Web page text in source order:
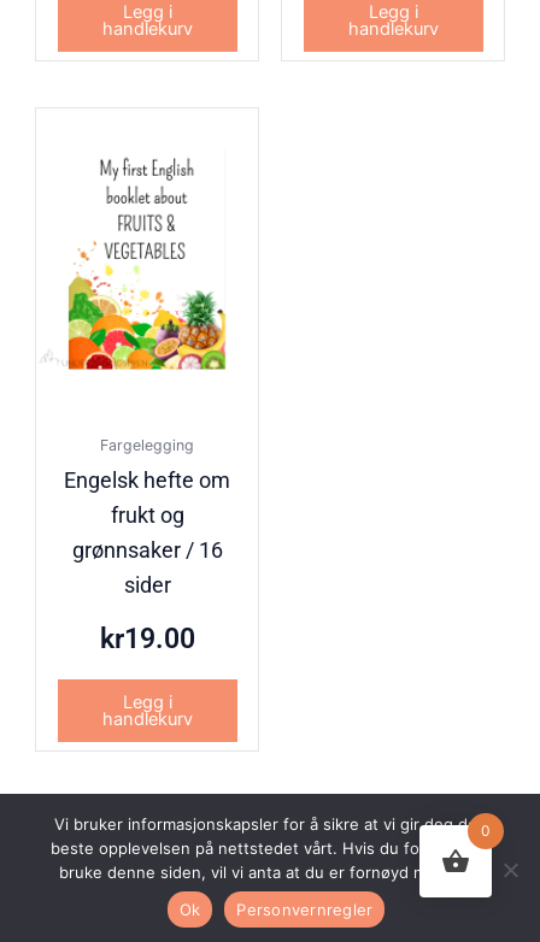
Legg i
handlekurv
Legg i
handlekurv
Fargelegging
Engelsk hefte om
frukt og
grønnsaker / 16
sider
kr19.00
Legg i
handlekurv
© 2026 Undervisningsbyen AS. Alle rettigheter forbeholdt.
Nettsiden er utviklet avWebco AS.
0
Vi bruker informasjonskapsler for å sikre at vi gir deg den
beste opplevelsen på nettstedet vårt. Hvis du fortsetter å
bruke denne siden, vil vi anta at du er fornøyd med det.
Ok
Personvernregler